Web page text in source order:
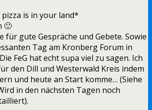
is in your land*
🙂
für gute Gespräche und Gebete. Sowie
Tag am Kronberg Forum in
FeG hat echt supa viel zu sagen. Ich
den Dill und Westerwald Kreis indem
und heute an Start komme… (Siehe
in den nächsten Tagen noch